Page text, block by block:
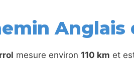
Anglais
mesure environ 110 km et